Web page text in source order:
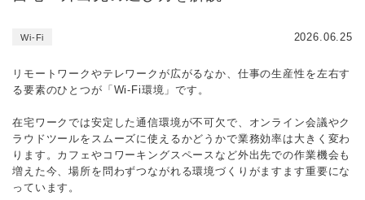
Wi-Fi 2026.06.25
リモートワークやテレワークが広がるなか、仕事の生産性を左右す
る要素のひとつが「Wi-Fi環境」です。
在宅ワークでは安定した通信環境が不可欠で、オンライン会議やク
ラウドツールをスムーズに使えるかどうかで業務効率は大きく変わ
ります。カフェやコワーキングスペースなど外出先での作業機会も
増えた今、場所を問わずつながれる環境づくりがますます重要にな
っています。